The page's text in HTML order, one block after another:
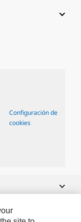
Configuración de
cookies